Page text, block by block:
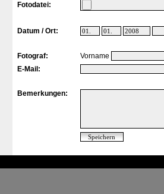
Fotodatei:
Datum / Ort:
Fotograf:
Vorname
E-Mail:
Bemerkungen: